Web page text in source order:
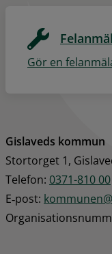
Gör en
Gislaveds kommun
Stortorget 1,
Telefon: 0371-810 00
E‑post: